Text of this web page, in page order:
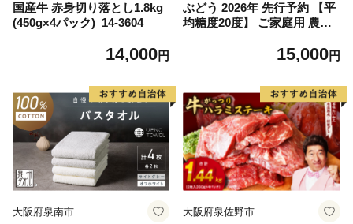
国産牛 赤身切り落とし1.8kg
(450g×4パック)_14-3604
14,000円
ぶどう 2026年 先行予約 【平
均糖度20度】 ご家庭用 農家
ット 2～3房 合計約1.2kg ブ
直送 】
15,000円
大阪府泉南市 大阪府泉佐野市